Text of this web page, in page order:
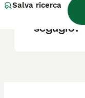
Salva ricerca
Quali
segugio?